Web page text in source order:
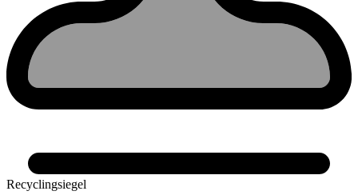
Recyclingsiegel